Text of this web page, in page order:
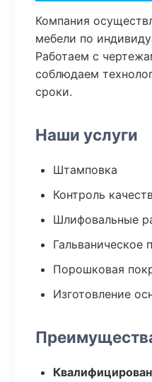
Компания
мебели по
Работаем с
соблюдаем
сроки.
Наши услуги
Штамповка
Контроль
Шлифовальные
Гальваническое
Порошковая
Изготовление